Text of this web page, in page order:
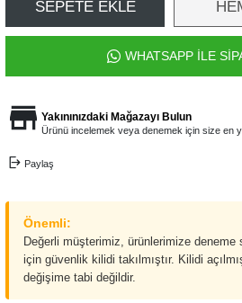
SEPETE EKLE
WHATSAPP İLE
Yakınınızdaki Mağazayı Bulun
Ürünü incelemek veya denemek için size en
Paylaş
Önemli:
Değerli müşterimiz, ürünlerimize deneme
için güvenlik kilidi takılmıştır. Kilidi
değişime tabi değildir.